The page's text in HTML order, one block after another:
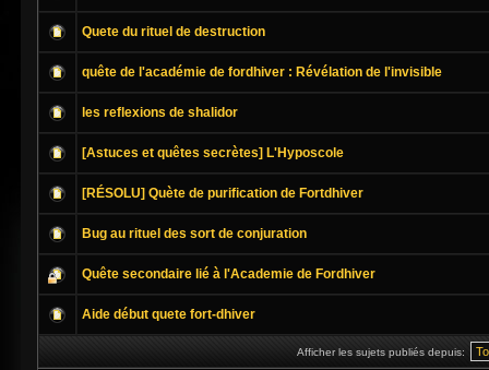
Quete du rituel de destruction
quête de l'académie de fordhiver : Révélation de l'invisible
les reflexions de shalidor
[Astuces et quêtes secrètes] L'Hyposcole
[RÉSOLU] Quète de purification de Fortdhiver
Bug au rituel des sort de conjuration
Quête secondaire lié à l'Academie de Fordhiver
Aide début quete fort-dhiver
Afficher les sujets publiés depuis: